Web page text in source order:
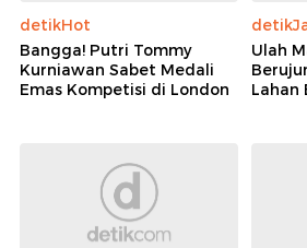
detikHot
Bangga! Putri Tommy
Kurniawan Sabet Medali
Emas Kompetisi di London
Ulah
Lahan